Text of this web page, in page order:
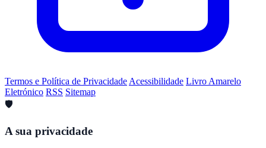
Termos e Política de Privacidade Acessibilidade Livro Amarelo
Eletrónico RSS Sitemap
🛡️
A sua privacidade